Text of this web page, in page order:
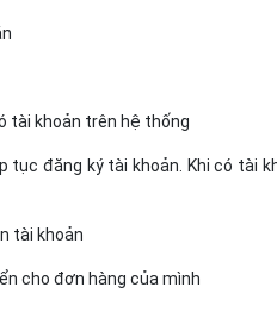
tài khoản trên hệ thống
đăng ký tài khoản. Khi có tài
tài khoản
cho đơn hàng của mình